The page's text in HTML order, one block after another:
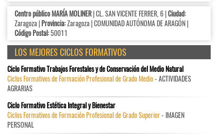
Centro público MARÍA MOLINER| CL. SAN VICENTE FERRER, 6 |Ciudad:
Zaragoza |Provincia:Zaragoza | COMUNIDAD AUTÓNOMA DE ARAGÓN |
Código Postal:50011
LOS MEJORES CICLOS FORMATIVOS
Ciclo Formativo Trabajos Forestales y de Conservación del Medio Natural
Ciclos Formativos de Formación Profesional de Grado Medio- ACTIVIDADES
AGRARIAS
Ciclo Formativo Estética Integral y Bienestar
Ciclos Formativos de Formación Profesional de Grado Superior- IMAGEN
PERSONAL